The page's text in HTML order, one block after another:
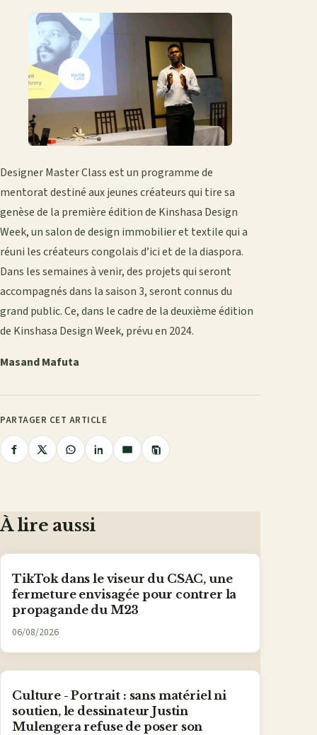
Designer Master Class est un programme de
mentorat destiné aux jeunes créateurs qui tire sa
genèse de la première édition de Kinshasa Design
Week, un salon de design immobilier et textile qui a
réuni les créateurs congolais d’ici et de la diaspora.
Dans les semaines à venir, des projets qui seront
accompagnés dans la saison 3, seront connus du
grand public. Ce, dans le cadre de la deuxième édition
de Kinshasa Design Week, prévu en 2024.
Masand Mafuta
PARTAGER CET ARTICLE
PartagerPartagerPartagerPartagerPartager
Copier
le
À lire aussi
TikTok dans le viseur du CSAC, une
fermeture envisagée pour contrer la
propagande du M23
06/08/2026
Culture - Portrait : sans matériel ni
soutien, le dessinateur Justin
Mulengera refuse de poser son